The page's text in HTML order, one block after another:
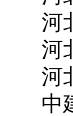
河
河
河
中